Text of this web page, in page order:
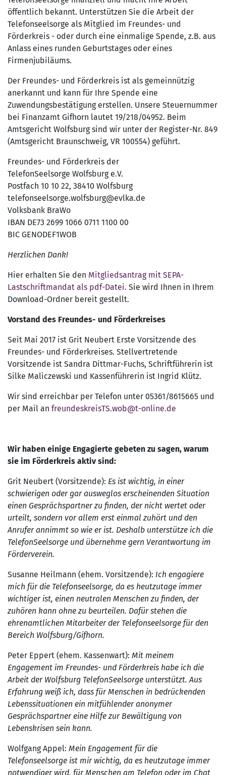
öffentlich bekannt. Unterstützen Sie die Arbeit der
Telefonseelsorge als Mitglied im Freundes- und
Förderkreis - oder durch eine einmalige Spende, z.B. aus
Anlass eines runden Geburtstages oder eines
Firmenjubiläums.
Der Freundes- und Förderkreis ist als gemeinnützig
anerkannt und kann für Ihre Spende eine
Zuwendungsbestätigung erstellen. Unsere Steuernummer
bei Finanzamt Gifhorn lautet 19/218/04952. Beim
Amtsgericht Wolfsburg sind wir unter der Register-Nr. 849
(Amtsgericht Braunschweig, VR 100554) geführt.
Freundes- und Förderkreis der
TelefonSeelsorge Wolfsburg e.V.
Postfach 10 10 22, 38410 Wolfsburg
telefonseelsorge.wolfsburg@evlka.de
Volksbank BraWo
IBAN DE73 2699 1066 0711 1100 00
BIC GENODEF1WOB
Herzlichen Dank!
Hier erhalten Sie den Mitgliedsantrag mit SEPA-
Lastschriftmandat als pdf-Datei. Sie wird Ihnen in Ihrem
Download-Ordner bereit gestellt.
Vorstand des Freundes- und Förderkreises
Seit Mai 2017 ist Grit Neubert Erste Vorsitzende des
Freundes- und Förderkreises. Stellvertretende
Vorsitzende ist Sandra Dittmar-Fuchs, Schriftführerin ist
Silke Maliczewski und Kassenführerin ist Ingrid Klütz.
Wir sind erreichbar per Telefon unter 05361/8615665 und
per Mail an freundeskreisTS.wob@t-online.de
Wir haben einige Engagierte gebeten zu sagen, warum
sie im Förderkreis aktiv sind:
Grit Neubert (Vorsitzende): Es ist wichtig, in einer
schwierigen oder gar ausweglos erscheinenden Situation
einen Gesprächspartner zu finden, der nicht wertet oder
urteilt, sondern vor allem erst einmal zuhört und den
Anrufer annimmt so wie er ist. Deshalb unterstütze ich die
TelefonSeelsorge und übernehme gern Verantwortung im
Förderverein.
Susanne Heilmann (ehem. Vorsitzende): Ich engagiere
mich für die Telefonseelsorge, da es heutzutage immer
wichtiger ist, einen neutralen Menschen zu finden, der
zuhören kann ohne zu beurteilen. Dafür stehen die
ehrenamtlichen Mitarbeiter der Telefonseelsorge für den
Bereich Wolfsburg/Gifhorn.
Peter Eppert (ehem. Kassenwart): Mit meinem
Engagement im Freundes- und Förderkreis habe ich die
Arbeit der Wolfsburg TelefonSeelsorge unterstützt. Aus
Erfahrung weiß ich, dass für Menschen in bedrückenden
Lebenssituationen ein mitfühlender anonymer
Gesprächspartner eine Hilfe zur Bewältigung von
Lebenskrisen sein kann.
Wolfgang Appel: Mein Engagement für die
Telefonseelsorge ist mir wichtig, da es heutzutage immer
notwendiger wird, für Menschen am Telefon oder im Chat